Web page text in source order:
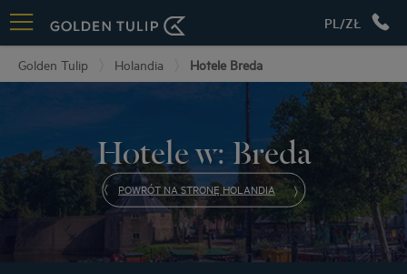
PL/ZŁ
Golden Tulip Holandia Hotele Breda
Hotele w: Breda
POWRÓT NA STRONĘ HOLANDIA